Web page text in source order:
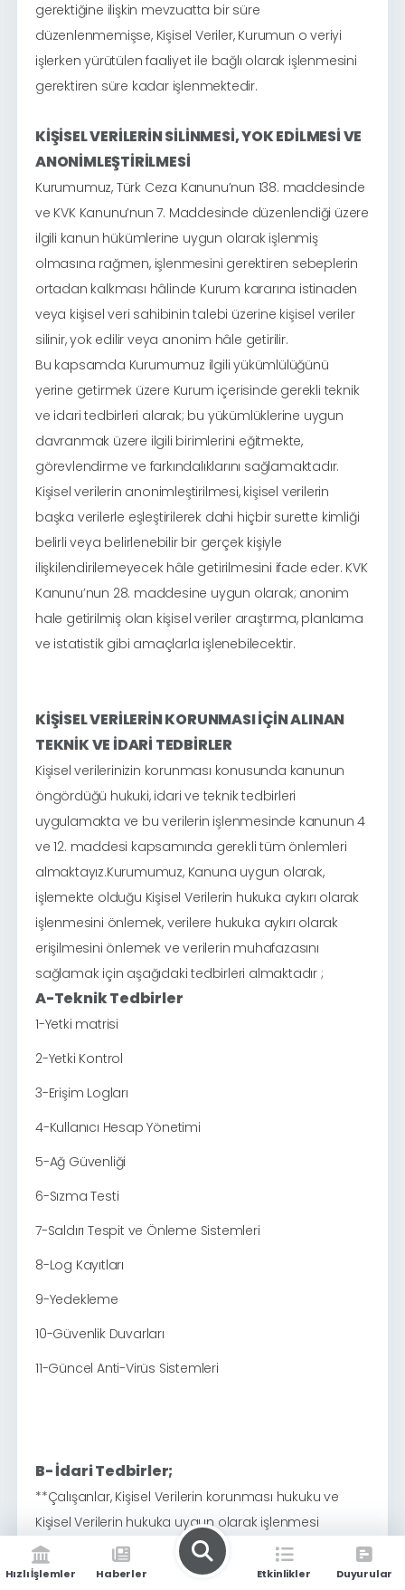
gerektiğine ilişkin mevzuatta bir süre
düzenlenmemişse, Kişisel Veriler, Kurumun o veriyi
işlerken yürütülen faaliyet ile bağlı olarak işlenmesini
gerektiren süre kadar işlenmektedir.
KİŞİSEL VERİLERİN SİLİNMESİ, YOK EDİLMESİ VE
ANONİMLEŞTİRİLMESİ
Kurumumuz, Türk Ceza Kanunu’nun 138. maddesinde
ve KVK Kanunu’nun 7. Maddesinde düzenlendiği üzere
ilgili kanun hükümlerine uygun olarak işlenmiş
olmasına rağmen, işlenmesini gerektiren sebeplerin
ortadan kalkması hâlinde Kurum kararına istinaden
veya kişisel veri sahibinin talebi üzerine kişisel veriler
silinir, yok edilir veya anonim hâle getirilir.
Bu kapsamda Kurumumuz ilgili yükümlülüğünü
yerine getirmek üzere Kurum içerisinde gerekli teknik
ve idari tedbirleri alarak; bu yükümlüklerine uygun
davranmak üzere ilgili birimlerini eğitmekte,
görevlendirme ve farkındalıklarını sağlamaktadır.
Kişisel verilerin anonimleştirilmesi, kişisel verilerin
başka verilerle eşleştirilerek dahi hiçbir surette kimliği
belirli veya belirlenebilir bir gerçek kişiyle
ilişkilendirilemeyecek hâle getirilmesini ifade eder. KVK
Kanunu’nun 28. maddesine uygun olarak; anonim
hale getirilmiş olan kişisel veriler araştırma, planlama
ve istatistik gibi amaçlarla işlenebilecektir.
KİŞİSEL VERİLERİN KORUNMASI İÇİN ALINAN
TEKNİK VE İDARİ TEDBİRLER
Kişisel verilerinizin korunması konusunda kanunun
öngördüğü hukuki, idari ve teknik tedbirleri
uygulamakta ve bu verilerin işlenmesinde kanunun 4
ve 12. maddesi kapsamında gerekli tüm önlemleri
almaktayız.Kurumumuz, Kanuna uygun olarak,
işlemekte olduğu Kişisel Verilerin hukuka aykırı olarak
işlenmesini önlemek, verilere hukuka aykırı olarak
erişilmesini önlemek ve verilerin muhafazasını
sağlamak için aşağıdaki tedbirleri almaktadır ;
A-Teknik Tedbirler
1-Yetki matrisi
2-Yetki Kontrol
3-Erişim Logları
4-Kullanıcı Hesap Yönetimi
5-Ağ Güvenliği
6-Sızma Testi
7-Saldırı Tespit ve Önleme Sistemleri
8-Log Kayıtları
9-Yedekleme
10-Güvenlik Duvarları
11-Güncel Anti-Virüs Sistemleri
B- İdari Tedbirler;
**Çalışanlar, Kişisel Verilerin korunması hukuku ve
Kişisel Verilerin hukuka uygun olarak işlenmesi
konusunda bilgilendirilmekte ve eğitilmektedir.
**Kurumun yürütmekte olduğu tüm faaliyetler detaylı
Hızlı İşlemler Haberler Etkinlikler Duyurular